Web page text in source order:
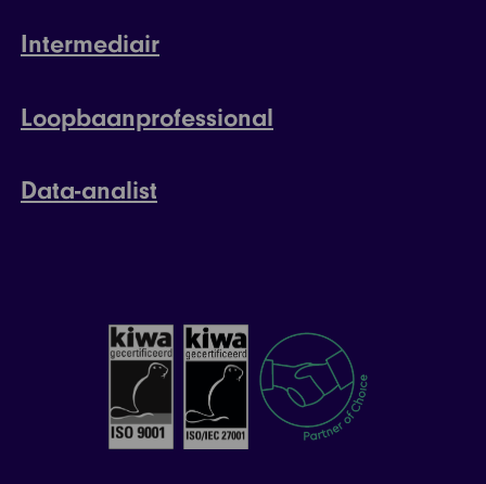
Intermediair
Loopbaanprofessional
Data-analist